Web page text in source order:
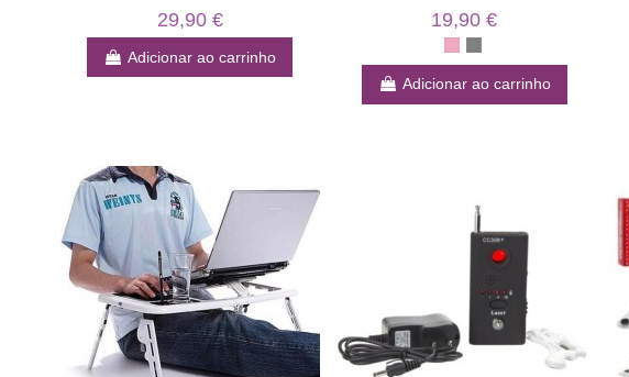
29,90 €
Adicionar ao carrinho
19,90 €
Adicionar ao carrinho